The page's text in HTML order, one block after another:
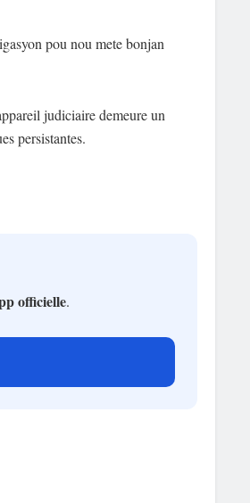
pou nou mete bonjan
judiciaire demeure un
persistantes.
officielle.